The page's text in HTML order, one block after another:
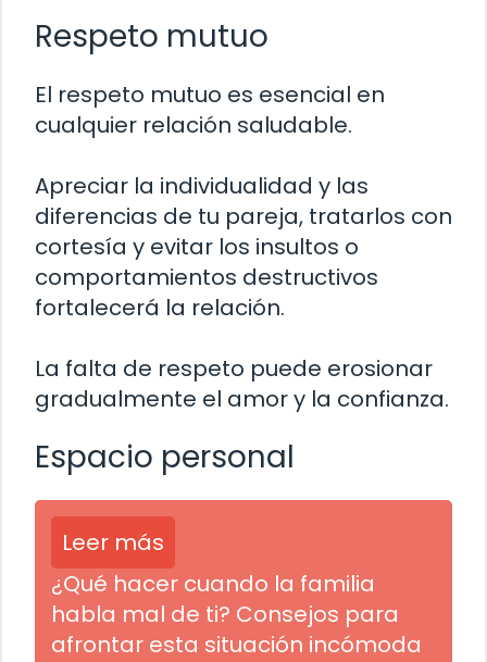
Respeto mutuo
El respeto mutuo es esencial en
cualquier relación saludable.
Apreciar la individualidad y las
diferencias de tu pareja, tratarlos con
cortesía y evitar los insultos o
comportamientos destructivos
fortalecerá la relación.
La falta de respeto puede erosionar
gradualmente el amor y la confianza.
Espacio personal
Leer más
¿Qué hacer cuando la familia
habla mal de ti? Consejos para
afrontar esta situación incómoda